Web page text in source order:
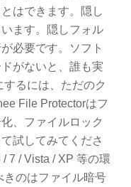
はできます。隠し
ます。隠しフォル
必要です。ソフト
がないと、誰も実
るには、ただのク
File Protectorはフ
、ファイルロック
試してみてくださ
7 / Vista / XP 等の環
きのはファイル暗号